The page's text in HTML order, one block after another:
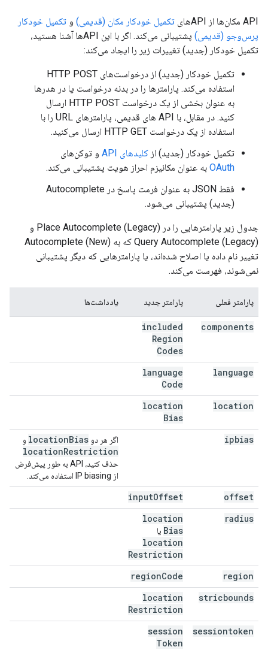
API مکان‌ها از APIهای تکمیل خودکار مکان (قدیمی) و تکمیل خودکار
پرس‌وجو (قدیمی)
پشتیبانی می‌کند. اگر با این APIها آشنا هستید،
تکمیل خودکار (جدید) تغییرات زیر را ایجاد می‌کند:
تکمیل خودکار (جدید) از درخواست‌های HTTP POST
استفاده می‌کند. پارامترها را در بدنه درخواست یا در هدرها
به عنوان بخشی از یک درخواست HTTP POST ارسال
کنید. در مقابل، با API های قدیمی، پارامترهای URL را با
استفاده از یک درخواست HTTP GET ارسال می‌کنید.
تکمیل خودکار (جدید) از کلیدهای API
و توکن‌های
OAuth به عنوان مکانیزم احراز هویت پشتیبانی می‌کند.
فقط JSON به عنوان فرمت پاسخ در Autocomplete
(جدید) پشتیبانی می‌شود.
جدول زیر پارامترهایی را در Place Autocomplete (Legacy) و
Query Autocomplete (Legacy) که به Autocomplete (New)
تغییر نام داده یا اصلاح شده‌اند، یا پارامترهایی که دیگر پشتیبانی
نمی‌شوند، فهرست می‌کند.
پارامتر فعلی پارامتر جدید یادداشت‌ها
components
included
Region
Codes
language
language
Code
location
location
Bias
ipbias
اگر هر دو locationBias و
locationRestriction
حذف کنید، API به طور پیش‌فرض
از IP biasing استفاده می‌کند.
offset
inputOffset
radius
location
Bias یا
location
Restriction
region
regionCode
stricbounds
location
Restriction
sessiontoken
session
Token